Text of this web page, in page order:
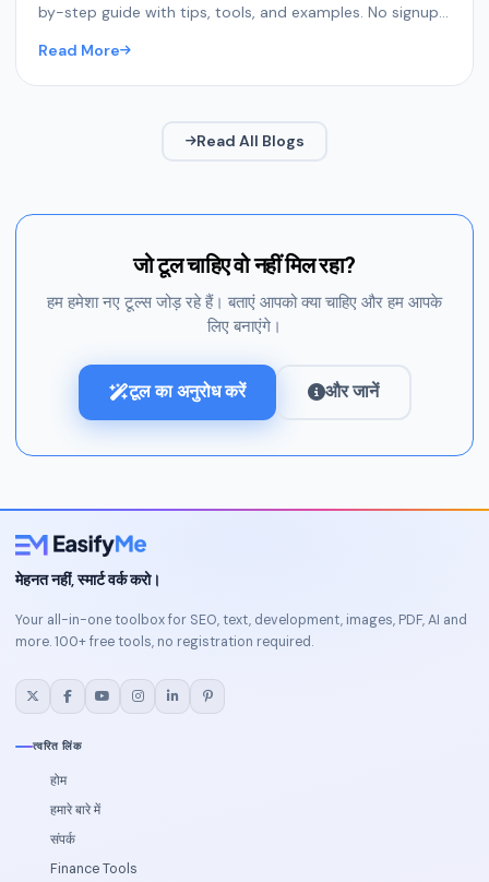
by-step guide with tips, tools, and examples. No signup
Read More
Read All Blogs
जो टूल चाहिए वो नहीं मिल रहा?
हम हमेशा नए टूल्स जोड़ रहे हैं। बताएं आपको क्या चाहिए और हम आपके
लिए बनाएंगे।
टूल का अनुरोध करें और जानें
मेहनत नहीं, स्मार्ट वर्क करो।
Your all-in-one toolbox for SEO, text, development, images, PDF, AI and
more. 100+ free tools, no registration required.
त्वरित लिंक
होम
हमारे बारे में
संपर्क
Finance Tools